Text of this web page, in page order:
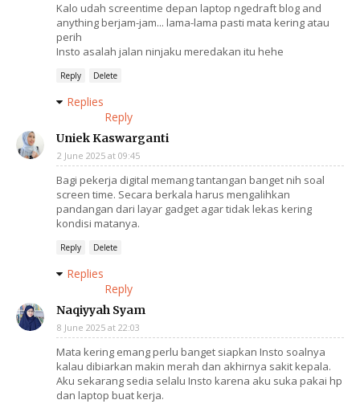
Kalo udah screentime depan laptop ngedraft blog and
anything berjam-jam... lama-lama pasti mata kering atau
perih
Insto asalah jalan ninjaku meredakan itu hehe
Reply Delete
Replies
Reply
Uniek Kaswarganti
2 June 2025 at 09:45
Bagi pekerja digital memang tantangan banget nih soal
screen time. Secara berkala harus mengalihkan
pandangan dari layar gadget agar tidak lekas kering
kondisi matanya.
Reply Delete
Replies
Reply
Naqiyyah Syam
8 June 2025 at 22:03
Mata kering emang perlu banget siapkan Insto soalnya
kalau dibiarkan makin merah dan akhirnya sakit kepala.
Aku sekarang sedia selalu Insto karena aku suka pakai hp
dan laptop buat kerja.